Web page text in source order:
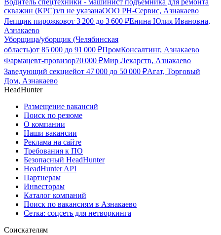
Водитель спецтехники - машинист подъёмника для ремонта
скважин (КРС)з/п не указанаООО РН-Сервис, Азнакаево
Лепщик пирожковот 3 200 до 3 600 ₽Енина Юлия Ивановна,
Азнакаево
Уборщица/уборщик (Челябинская
область)от 85 000 до 91 000 ₽ПромКонсалтинг, Азнакаево
Фармацевт-провизор70 000 ₽Мир Лекарств, Азнакаево
Заведующий секциейот 47 000 до 50 000 ₽Агат, Торговый
Дом, Азнакаево
HeadHunter
Размещение вакансий
Поиск по резюме
О компании
Наши вакансии
Реклама на сайте
Требования к ПО
Безопасный HeadHunter
HeadHunter API
Партнерам
Инвесторам
Каталог компаний
Поиск по вакансиям в Азнакаево
Сетка: соцсеть для нетворкинга
Соискателям